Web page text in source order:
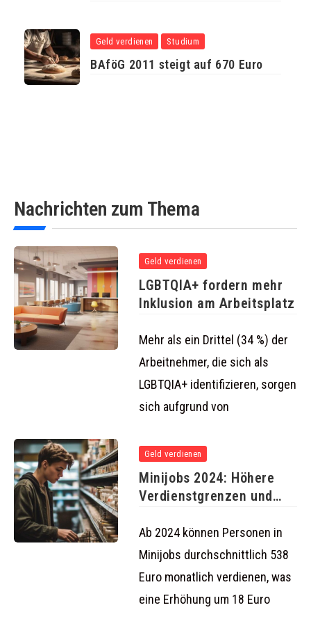
Geld verdienen Studium
BAföG 2011 steigt auf 670 Euro
Nachrichten zum Thema
Geld verdienen
LGBTQIA+ fordern mehr
Inklusion am Arbeitsplatz
Mehr als ein Drittel (34 %) der
Arbeitnehmer, die sich als
LGBTQIA+ identifizieren, sorgen
sich aufgrund von
Geld verdienen
Minijobs 2024: Höhere
Verdienstgrenzen und
Vorteile
Ab 2024 können Personen in
Minijobs durchschnittlich 538
Euro monatlich verdienen, was
eine Erhöhung um 18 Euro